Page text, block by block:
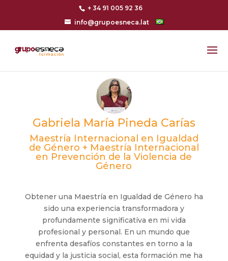
+ 34 91 005 92 36
info@grupoesneca.lat
Gabriela María Pineda Carías
Maestría Internacional en Igualdad
de Género + Maestría Internacional
en Prevención de la Violencia de
Género
Obtener una Maestría en Igualdad de Género ha
sido una experiencia transformadora y
profundamente significativa en mi vida
profesional y personal. En un mundo que
enfrenta desafíos constantes en torno a la
equidad y la justicia social, esta formación me ha